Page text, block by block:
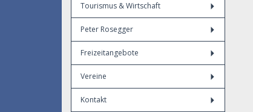
Tourismus & Wirtschaft
Peter Rosegger
Freizeitangebote
Vereine
Kontakt